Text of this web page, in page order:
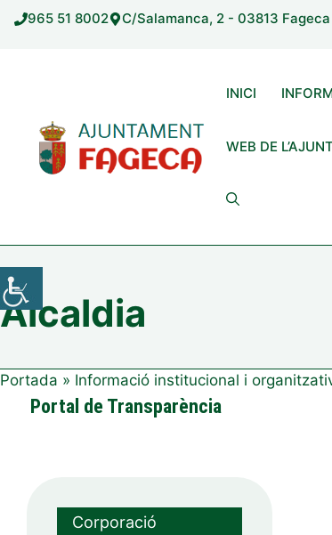
Vés965 51 8002 C/Salamanca, 2 - 03813
INICI
WEB DE
Alcaldia
Portada » Informació institucional i
Portal de Transparència
Corporació